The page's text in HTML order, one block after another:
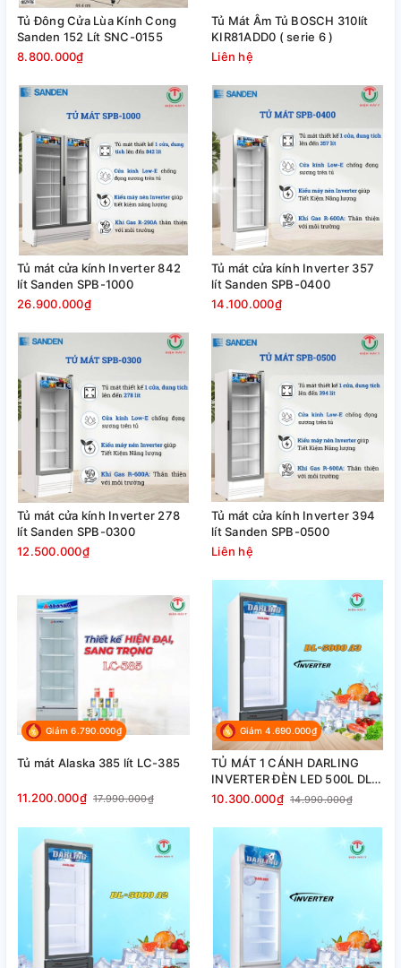
Tủ Đông Cửa Lùa Kính Cong
Sanden 152 Lít SNC-0155
8.800.000₫
Tủ Mát Âm Tủ BOSCH 310lít
KIR81ADD0 ( serie 6 )
Liên hệ
Tủ mát cửa kính Inverter 842
lít Sanden SPB-1000
26.900.000₫
Tủ mát cửa kính Inverter 357
lít Sanden SPB-0400
14.100.000₫
Tủ mát cửa kính Inverter 278
lít Sanden SPB-0300
12.500.000₫
Tủ mát cửa kính Inverter 394
lít Sanden SPB-0500
Liên hệ
Giảm 6.790.000₫
Tủ mát Alaska 385 lít LC-385
11.200.000₫ 17.990.000₫
Giảm 4.690.000₫
TỦ MÁT 1 CÁNH DARLING
INVERTER ĐÈN LED 500L DL-
5000A3
10.300.000₫ 14.990.000₫